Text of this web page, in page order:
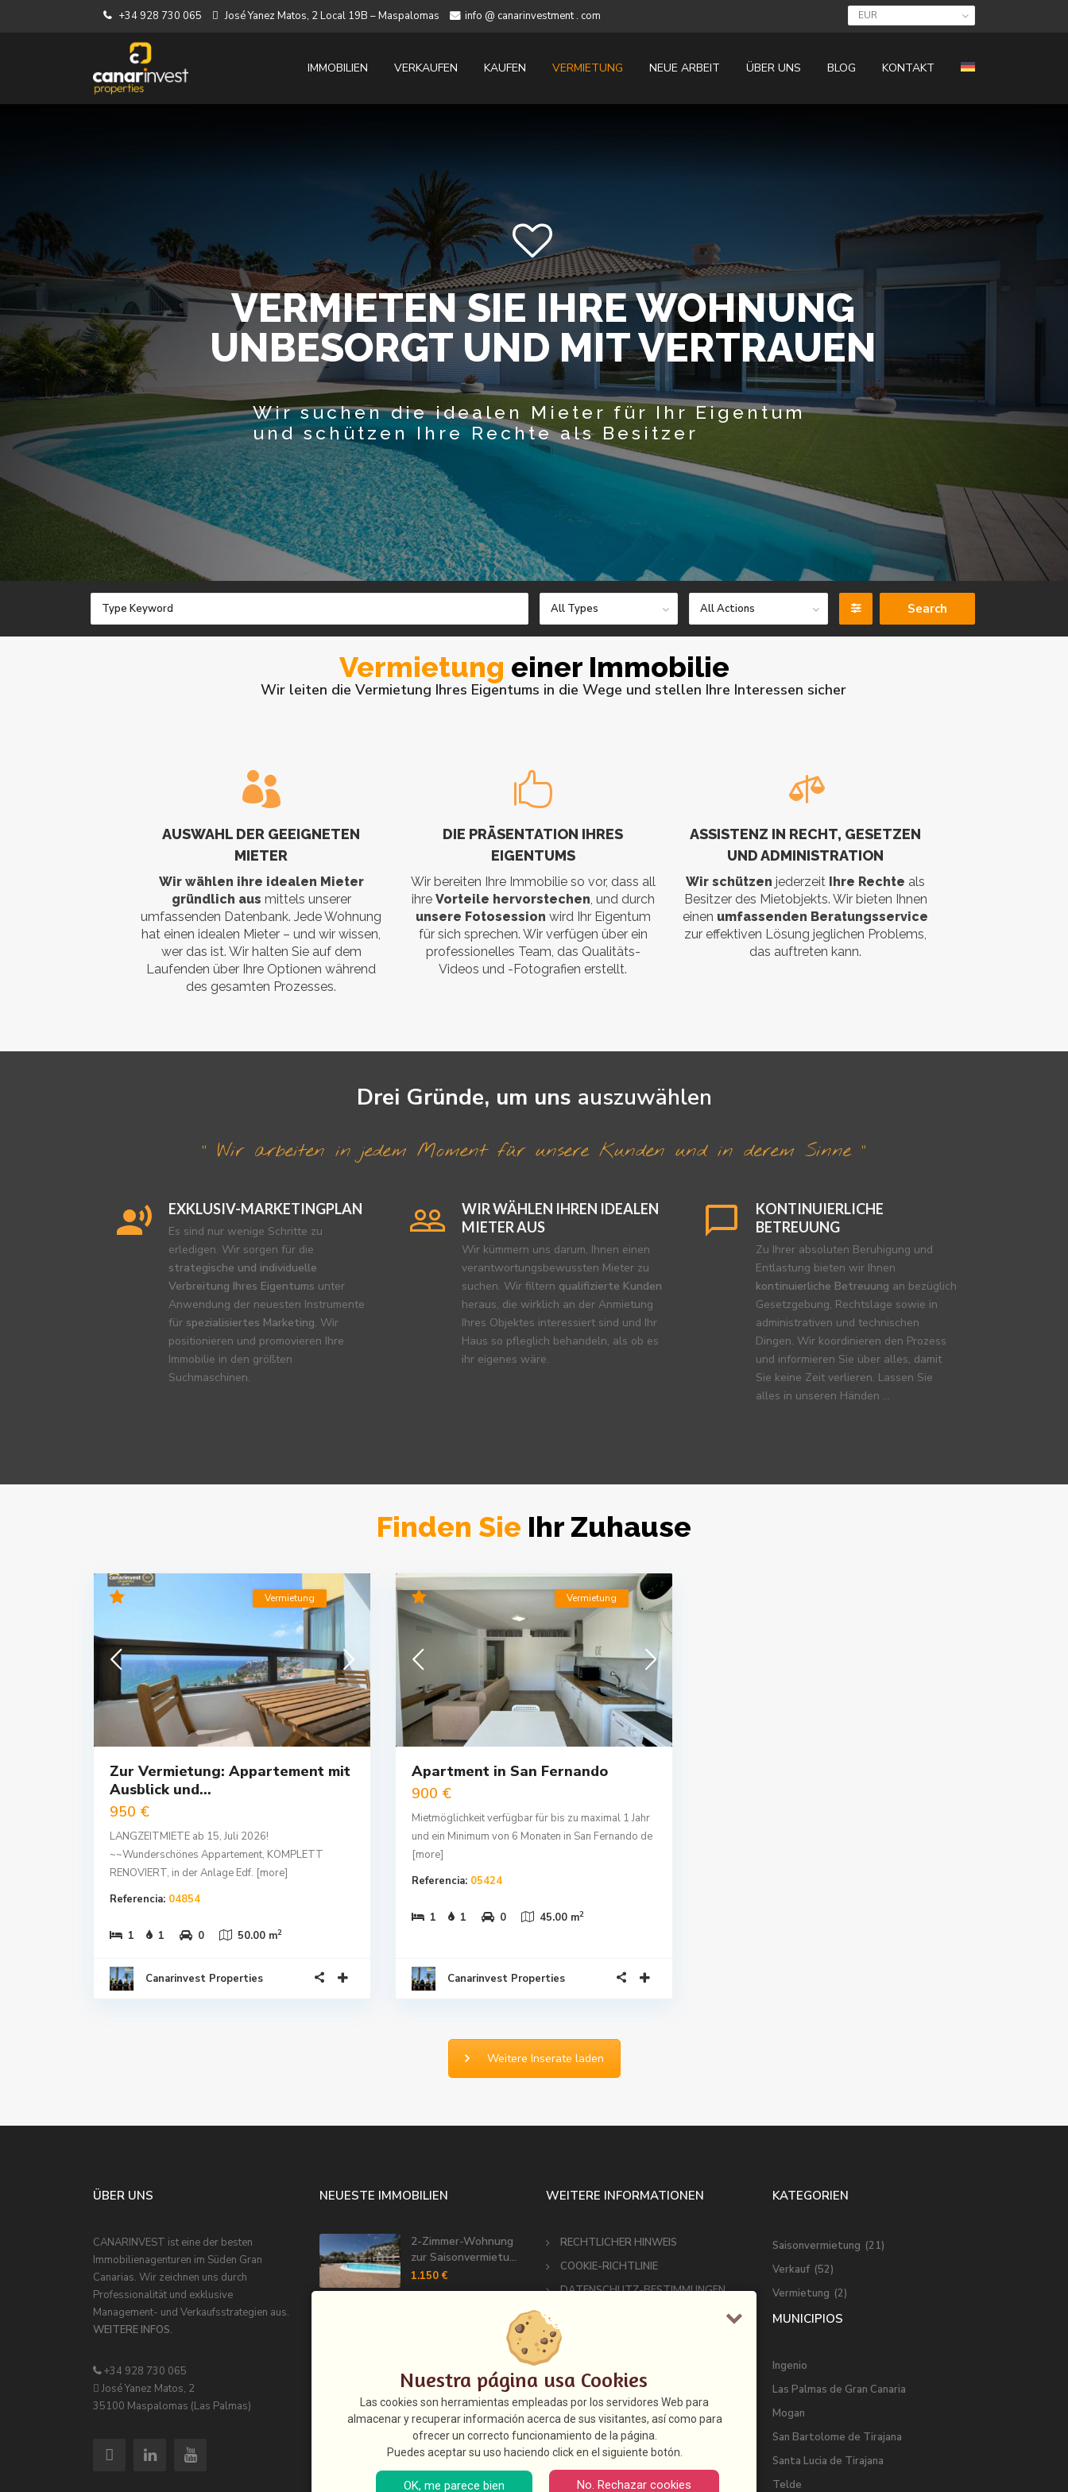
+34 928 730 065 José Yanez Matos, 2 Local 19B – Maspalomas info @ canarinvestment . com EUR
IMMOBILIEN VERKAUFEN KAUFEN VERMIETUNG NEUE ARBEIT ÜBER UNS BLOG KONTAKT
VERMIETEN SIE IHRE WOHNUNG
UNBESORGT UND MIT VERTRAUEN
Wir suchen die idealen Mieter für Ihr Eigentum
und schützen Ihre Rechte als Besitzer
All Types All Actions
Vermietung einer Immobilie
Wir leiten die Vermietung Ihres Eigentums in die Wege und stellen Ihre Interessen sicher
AUSWAHL DER GEEIGNETEN
MIETER
Wir wählen ihre idealen Mieter
gründlich aus mittels unserer
umfassenden Datenbank. Jede Wohnung
hat einen idealen Mieter – und wir wissen,
wer das ist. Wir halten Sie auf dem
Laufenden über Ihre Optionen während
des gesamten Prozesses.
DIE PRÄSENTATION IHRES
EIGENTUMS
Wir bereiten Ihre Immobilie so vor, dass all
ihre Vorteile hervorstechen, und durch
unsere Fotosession wird Ihr Eigentum
für sich sprechen. Wir verfügen über ein
professionelles Team, das Qualitäts-
Videos und -Fotografien erstellt.
ASSISTENZ IN RECHT, GESETZEN
UND ADMINISTRATION
Wir schützenjederzeit Ihre Rechte als
Besitzer des Mietobjekts. Wir bieten Ihnen
einen umfassenden Beratungsservice
zur effektiven Lösung jeglichen Problems,
das auftreten kann.
Drei Gründe, um uns auszuwählen
“ Wir arbeiten in jedem Moment für unsere Kunden und in derem Sinne “
EXKLUSIV-MARKETINGPLAN
Es sind nur wenige Schritte zu
erledigen. Wir sorgen für die
strategische und individuelle
Verbreitung Ihres Eigentums unter
Anwendung der neuesten Instrumente
für spezialisiertes Marketing. Wir
positionieren und promovieren Ihre
Immobilie in den größten
Suchmaschinen.
WIR WÄHLEN IHREN IDEALEN
MIETER AUS
Wir kümmern uns darum, Ihnen einen
verantwortungsbewussten Mieter zu
suchen. Wir filtern qualifizierte Kunden
heraus, die wirklich an der Anmietung
Ihres Objektes interessiert sind und Ihr
Haus so pfleglich behandeln, als ob es
ihr eigenes wäre.
KONTINUIERLICHE
BETREUUNG
Zu Ihrer absoluten Beruhigung und
Entlastung bieten wir Ihnen
kontinuierliche Betreuung an bezüglich
Gesetzgebung, Rechtslage sowie in
administrativen und technischen
Dingen. Wir koordinieren den Prozess
und informieren Sie über alles, damit
Sie keine Zeit verlieren. Lassen Sie
alles in unseren Händen …
Finden Sie Ihr Zuhause
Vermietung
Zur Vermietung: Appartement mit
Ausblick und...
950 €
LANGZEITMIETE ab 15, Juli 2026!
~~Wunderschönes Appartement, KOMPLETT
RENOVIERT, in der Anlage Edf. [more]
Referencia: 04854
1 1 0 50.00 m2
Canarinvest Properties
Vermietung
Apartment in San Fernando
900 €
Mietmöglichkeit verfügbar für bis zu maximal 1 Jahr
und ein Minimum von 6 Monaten in San Fernando de
[more]
Referencia: 05424
1 1 0 45.00 m2
Canarinvest Properties
Weitere Inserate laden
ÜBER UNS
CANARINVEST ist eine der besten
Immobilienagenturen im Süden Gran
Canarias. Wir zeichnen uns durch
Professionalität und exklusive
Management- und Verkaufsstrategien aus.
WEITERE INFOS.
+34 928 730 065
José Yanez Matos, 2
35100 Maspalomas (Las Palmas)
NEUESTE IMMOBILIEN
2-Zimmer-Wohnung
zur Saisonvermietu...
1.150 €
Bungalow mit 2
Terrassen und
Gemein...
1.500 €
Ferienwohnung zur
1.150 €
WEITERE INFORMATIONEN
RECHTLICHER HINWEIS
COOKIE-RICHTLINIE
DATENSCHUTZ-BESTIMMUNGEN
BETRUGSBEKÄMPFUNGS-MELDEKANAL
KATEGORIEN
Saisonvermietung (21)
Verkauf (52)
Vermietung (2)
MUNICIPIOS
Ingenio
Las Palmas de Gran Canaria
Mogan
San Bartolome de Tirajana
Santa Lucia de Tirajana
Telde
Nuestra página usa Cookies
Las cookies son herramientas empleadas por los servidores Web para
almacenar y recuperar información acerca de sus visitantes, así como para
ofrecer un correcto funcionamiento de la página.
Puedes aceptar su uso haciendo click en el siguiente botón.
OK, me parece bien No. Rechazar cookies